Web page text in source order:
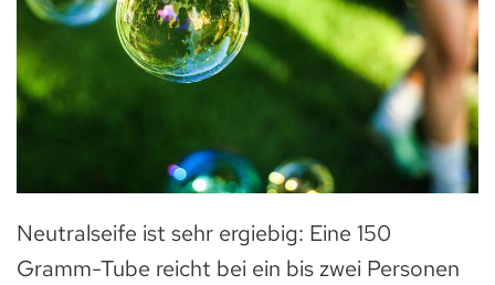
Neutralseife ist sehr ergiebig: Eine 150
Gramm-Tube reicht bei ein bis zwei Personen